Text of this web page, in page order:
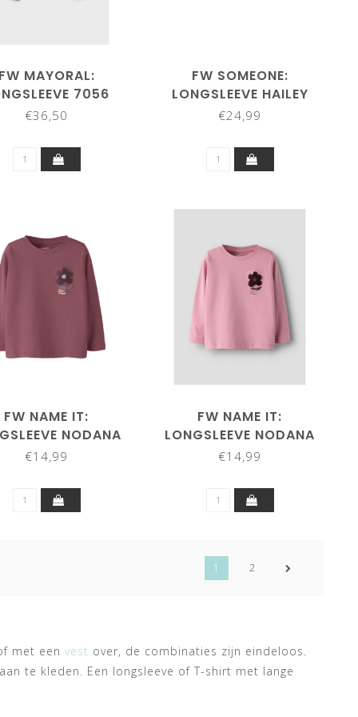
MAYORAL:
7056
(CAMEL)
€36,50
FW SOMEONE:
LONGSLEEVE HAILEY
100194 (BORDEAUX)
€24,99
FW NAME IT:
NODANA
(WILD
€14,99
FW NAME IT:
LONGSLEEVE NODANA
13260994 (LILAS)
€14,99
1 2
met een vest over, de combinaties zijn eindeloos.
te kleden. Een longsleeve of T-shirt met lange